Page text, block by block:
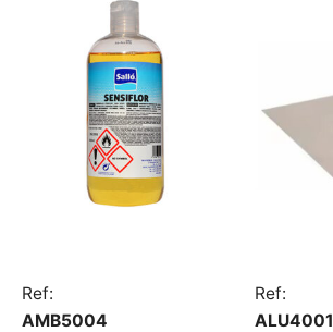
Ref:
AMB5004
Ref:
ALU4001